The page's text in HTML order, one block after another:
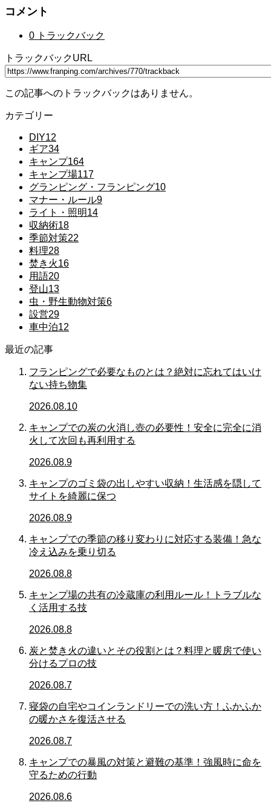
コメント
0 トラックバック
トラックバックURL
この記事へのトラックバックはありません。
カテゴリー
DIY12
ギア34
キャンプ164
キャンプ場117
グランピング・フランピング10
マナー・ルール9
ライト・照明14
収納術18
季節対策22
料理28
焚き火16
用語20
登山13
虫・野生動物対策6
設営29
車中泊12
最近の記事
フランピングで必要なものとは？絶対に忘れてはいけ
ない持ち物集
2026.08.10
キャンプでの炭の火消し壺の必要性！安全に完全に消
火して次回も再利用する
2026.08.9
キャンプのゴミ袋の出しやすい収納！生活感を隠して
サイトを綺麗に保つ
2026.08.9
キャンプでの季節の移り変わりに対応する装備！急な
冷え込みを乗り切る
2026.08.8
キャンプ場の共有の冷蔵庫の利用ルール！トラブルな
く活用する技
2026.08.8
炭と焚き火の違いとその役割とは？料理と暖房で使い
分けるプロの技
2026.08.7
寝袋の自宅やコインランドリーでの洗い方！ふかふか
の暖かさを復活させる
2026.08.7
キャンプでの暴風の対策と避難の基準！強風時に命を
守るための行動
2026.08.6